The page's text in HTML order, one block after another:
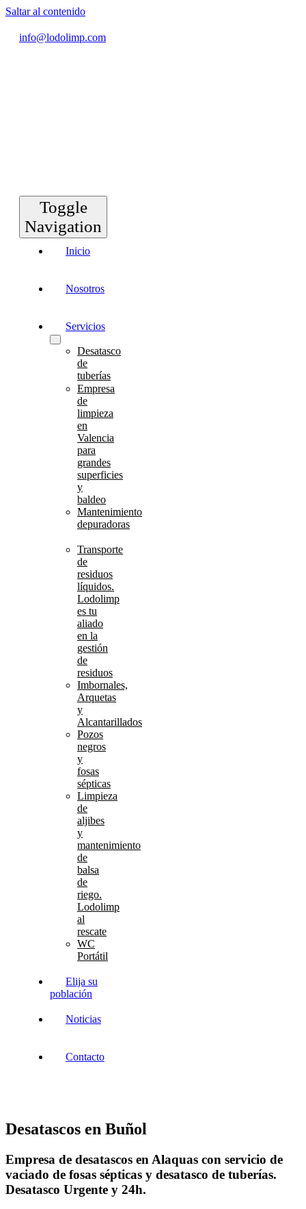
Saltar al contenido
info@lodolimp.com
Toggle
Navigation
Inicio
Nosotros
Servicios
Desatasco
de
tuberías
Empresa
de
limpieza
en
Valencia
para
grandes
superficies
y
baldeo
Mantenimiento
depuradoras
Transporte
de
residuos
líquidos.
Lodolimp
es tu
aliado
en la
gestión
de
residuos
Imbornales,
Arquetas
y
Alcantarillados
Pozos
negros
y
fosas
sépticas
Limpieza
de
aljibes
y
mantenimiento
de
balsa
de
riego.
Lodolimp
al
rescate
WC
Portátil
Elija su
población
Noticias
Contacto
Desatascos en Buñol
Empresa de desatascos en Alaquas con servicio de
vaciado de fosas sépticas y desatasco de tuberías.
Desatasco Urgente y 24h.